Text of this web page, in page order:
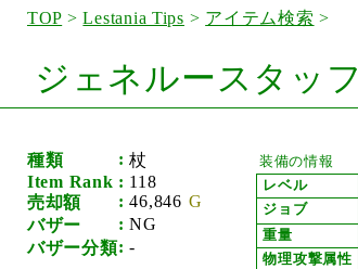
TOP >Lestania Tips > アイテム検索 >
ジェネルースタッフ
種類
杖
Item Rank
118
売却額
46,846
バザー
NG
バザー分類
-
装備の情報
レベル
ジョブ
重量
物理攻撃属性